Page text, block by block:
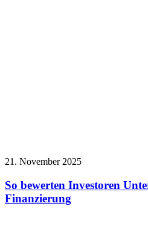
21. November 2025
So bewerten Investoren
Finanzierung